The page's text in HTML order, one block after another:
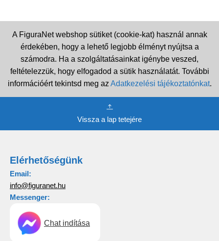
A FiguraNet webshop sütiket (cookie-kat) használ annak
érdekében, hogy a lehető legjobb élményt nyújtsa a
számodra. Ha a szolgáltatásainkat igénybe veszed,
feltételezzük, hogy elfogadod a sütik használatát. További
információért tekintsd meg az Adatkezelési tájékoztatónkat.
Vissza a lap tetejére
Elérhetőségünk
Email:
info@figuranet.hu
Messenger:
Chat indítása